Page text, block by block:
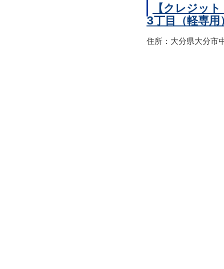
【クレジッ
3丁目（軽専用
住所：大分県大分市